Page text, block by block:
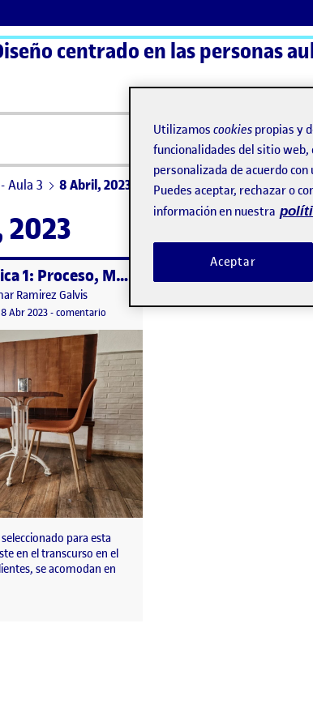
Ágora centrado en las personas
ActiFolios
Aula 3 8 Abril, 2023
Práctica 1: Proceso, Métodos y Espacio Personal
por
Ramirez Galvis
Fecha de publicación
8 Abr 202312 abril, 2023 10:00 pm
-comentario en Práctica 1: Proceso, Métodos y Espacio
para esta
en el transcurso en el
se acomodan en
Utilizamos cookies propias y
funcionalidades del sitio
personalizada de acuerdo
Puedes aceptar, rechazar o
información en nuestra
Aceptar